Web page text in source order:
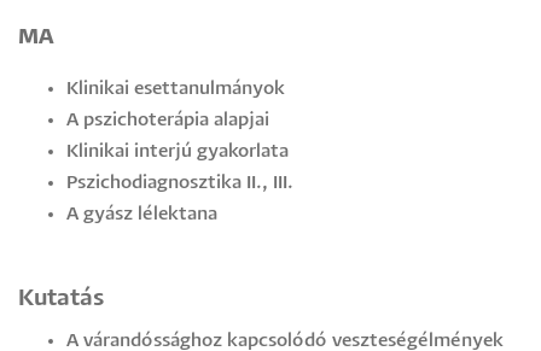
MA
Klinikai esettanulmányok
A pszichoterápia alapjai
Klinikai interjú gyakorlata
Pszichodiagnosztika II., III.
A gyász lélektana
Kutatás
A várandóssághoz kapcsolódó veszteségélmények